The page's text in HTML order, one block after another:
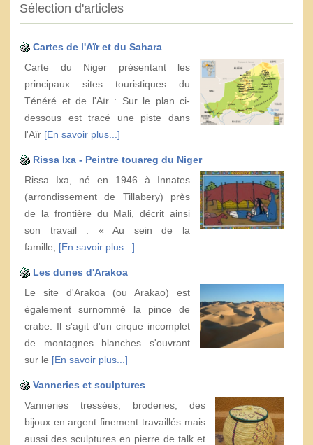
Sélection d'articles
Cartes de l'Aïr et du Sahara
Carte du Niger présentant les
principaux sites touristiques du
Ténéré et de l'Aïr : Sur le plan ci-
dessous est tracé une piste dans
l'Aïr [En savoir plus...]
Rissa Ixa - Peintre touareg du Niger
Rissa Ixa, né en 1946 à Innates
(arrondissement de Tillabery) près
de la frontière du Mali, décrit ainsi
son travail : « Au sein de la
famille, [En savoir plus...]
Les dunes d'Arakoa
Le site d'Arakoa (ou Arakao) est
également surnommé la pince de
crabe. Il s'agit d'un cirque incomplet
de montagnes blanches s'ouvrant
sur le [En savoir plus...]
Vanneries et sculptures
Vanneries tressées, broderies, des
bijoux en argent finement travaillés mais
aussi des sculptures en pierre de talk et